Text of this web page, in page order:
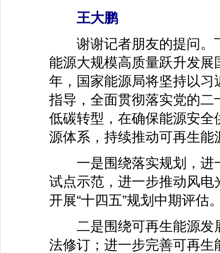
王大鹏
谢谢记者朋友的提问。
能源大规模高质量跃升发
年，国家能源局将坚持以
指导，全面贯彻落实党的
低碳转型，在确保能源安
源体系，持续推动可再生
一是围绕落实规划，进
试点示范，进一步推动风
开展“十四五”规划中期评估
二是围绕可再生能源发
法修订；进一步完善可再